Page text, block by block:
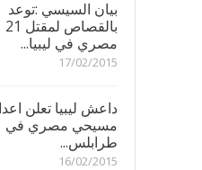
بيان السيسي :توعد
بالقصاص لمقتل 21
مصري في ليبيا...
17/02/2015
مسيحي مصري في
طرابلس...
16/02/2015